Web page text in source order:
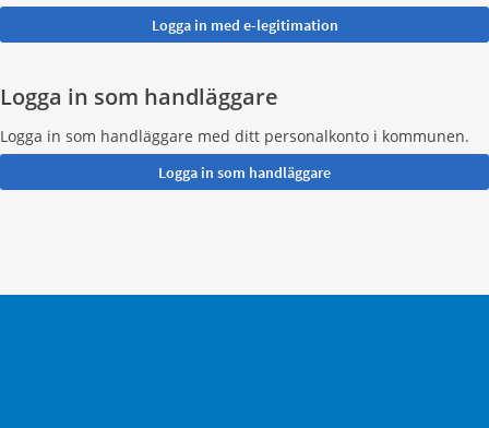
Logga in som handläggare
Logga in som handläggare med ditt personalkonto i kommunen.